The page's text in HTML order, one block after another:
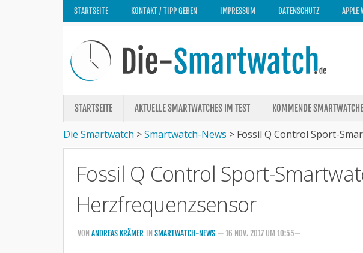
STARTSEITE KONTAKT / TIPP GEBEN IMPRESSUM DATENSCHUTZ APPLE
STARTSEITE AKTUELLE SMARTWATCHES IM TEST KOMMENDE
Die Smartwatch >Smartwatch-News > Fossil Q Control Sport-
Fossil Q Control Sport-
Herzfrequenzsensor
VON ANDREAS KRÄMER IN SMARTWATCH-NEWS — 16 NOV. 2017 UM 10:55—